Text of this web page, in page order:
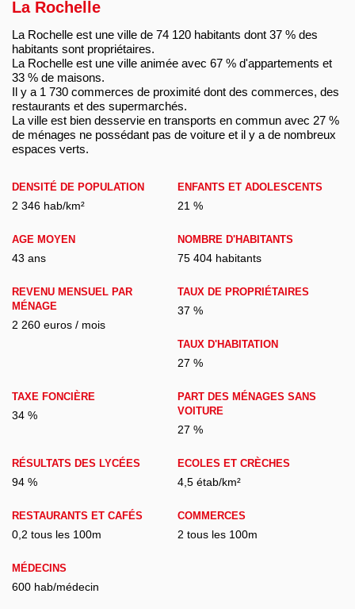
La Rochelle
La Rochelle est une ville de 74 120 habitants dont 37 % des
habitants sont propriétaires.
La Rochelle est une ville animée avec 67 % d'appartements et
33 % de maisons.
Il y a 1 730 commerces de proximité dont des commerces, des
restaurants et des supermarchés.
La ville est bien desservie en transports en commun avec 27 %
de ménages ne possédant pas de voiture et il y a de nombreux
espaces verts.
DENSITÉ DE POPULATION
2 346 hab/km²
ENFANTS ET ADOLESCENTS
21 %
AGE MOYEN
43 ans
NOMBRE D'HABITANTS
75 404 habitants
REVENU MENSUEL PAR
MÉNAGE
2 260 euros / mois
TAUX DE PROPRIÉTAIRES
37 %
TAUX D'HABITATION
27 %
TAXE FONCIÈRE
34 %
PART DES MÉNAGES SANS
VOITURE
27 %
RÉSULTATS DES LYCÉES
94 %
ECOLES ET CRÈCHES
4,5 étab/km²
RESTAURANTS ET CAFÉS
0,2 tous les 100m
COMMERCES
2 tous les 100m
MÉDECINS
600 hab/médecin